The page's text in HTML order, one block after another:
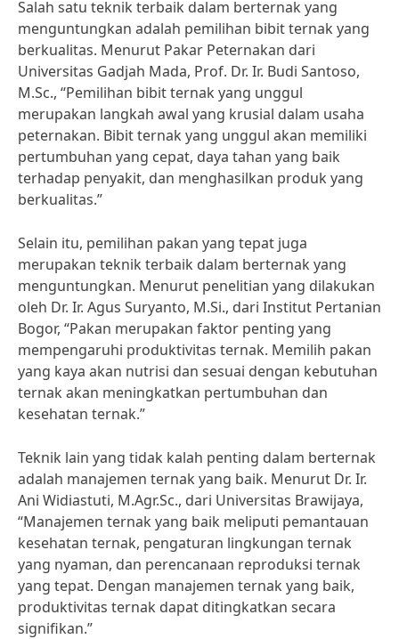
Salah satu teknik terbaik dalam berternak yang
menguntungkan adalah pemilihan bibit ternak yang
berkualitas. Menurut Pakar Peternakan dari
Universitas Gadjah Mada, Prof. Dr. Ir. Budi Santoso,
M.Sc., “Pemilihan bibit ternak yang unggul
merupakan langkah awal yang krusial dalam usaha
peternakan. Bibit ternak yang unggul akan memiliki
pertumbuhan yang cepat, daya tahan yang baik
terhadap penyakit, dan menghasilkan produk yang
berkualitas.”
Selain itu, pemilihan pakan yang tepat juga
merupakan teknik terbaik dalam berternak yang
menguntungkan. Menurut penelitian yang dilakukan
oleh Dr. Ir. Agus Suryanto, M.Si., dari Institut Pertanian
Bogor, “Pakan merupakan faktor penting yang
mempengaruhi produktivitas ternak. Memilih pakan
yang kaya akan nutrisi dan sesuai dengan kebutuhan
ternak akan meningkatkan pertumbuhan dan
kesehatan ternak.”
Teknik lain yang tidak kalah penting dalam berternak
adalah manajemen ternak yang baik. Menurut Dr. Ir.
Ani Widiastuti, M.Agr.Sc., dari Universitas Brawijaya,
“Manajemen ternak yang baik meliputi pemantauan
kesehatan ternak, pengaturan lingkungan ternak
yang nyaman, dan perencanaan reproduksi ternak
yang tepat. Dengan manajemen ternak yang baik,
produktivitas ternak dapat ditingkatkan secara
signifikan.”